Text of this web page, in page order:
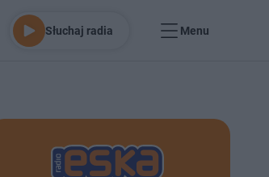
Słuchaj radia Menu